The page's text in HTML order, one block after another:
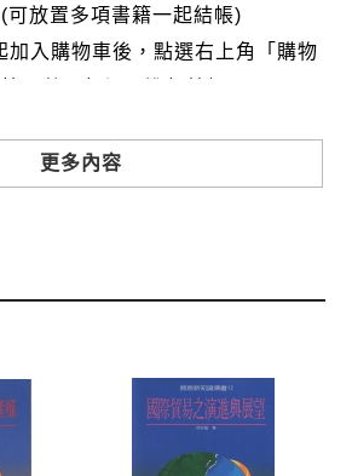
可放置多項書籍一起結帳)
加入購物車後，點選右上角「購物
轉帳時，請填寫您的銀行帳號後
成匯款，以利核銷作業。
請填寫跟訂購者大名一致，以利
更多內容